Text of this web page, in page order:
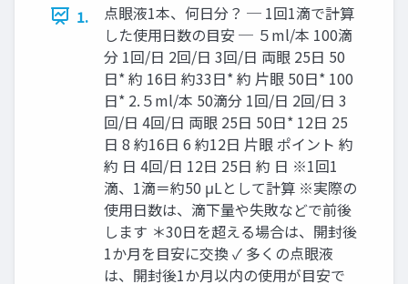
1.
点眼液1本、何日分？ ─ 1回1滴で計算
した使用日数の目安 ─ ５ml/本 100滴
分 1回/日 2回/日 3回/日 両眼 25日 50
日* 約 16日 約33日* 約 片眼 50日* 100
日* 2.５ml/本 50滴分 1回/日 2回/日 3
回/日 4回/日 両眼 25日 50日* 12日 25
日 8 約16日 6 約12日 片眼 ポイント 約
約 日 4回/日 12日 25日 約 日 ※1回1
滴、1滴＝約50 μLとして計算 ※実際の
使用日数は、滴下量や失敗などで前後
します ＊30日を超える場合は、開封後
1か月を目安に交換 ✓ 多くの点眼液
は、開封後1か月以内の使用が目安で